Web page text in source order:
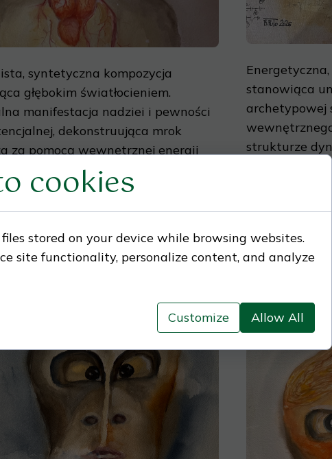
syntetyczna kompozycja
głębokim światłocieniem.
manifestacja nadziei i pewności
dekonstruująca mrok
za pomocą wewnętrznej energii
blasku – Akwarela Barbary Puto
stanowiąca
archetypowej
strukturze
2025,
03.Istota
cookies
stored on your device while browsing websites.
site functionality, personalize content, and analyze
Customize Allow All